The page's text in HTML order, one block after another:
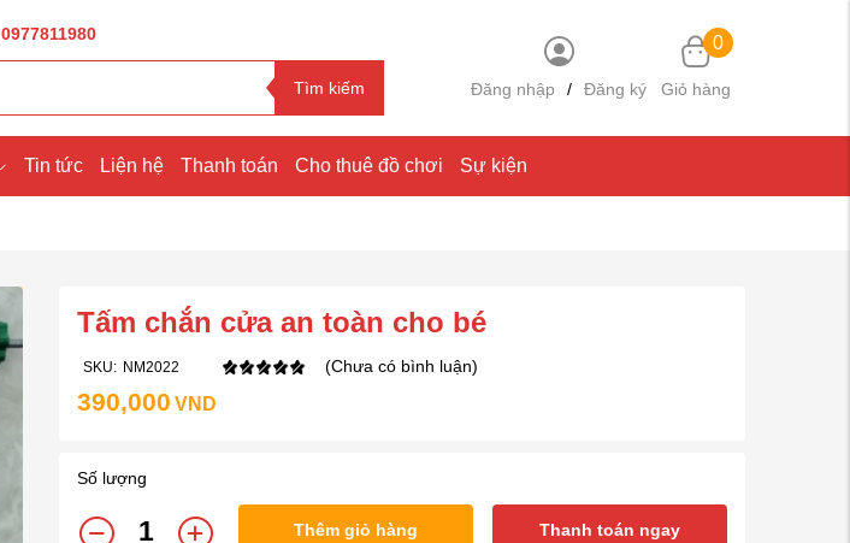
0977811980
Tìm kiếm Đăng nhập / Đăng ký
0
Giỏ hàng
Tin tức Liện hệ Thanh toán Cho thuê đồ chơi Sự kiện
Tấm chắn cửa an toàn cho bé
SKU: NM2022 (Chưa có bình luận)
390,000 VND
Số lượng
Thêm giỏ hàng Thanh toán ngay